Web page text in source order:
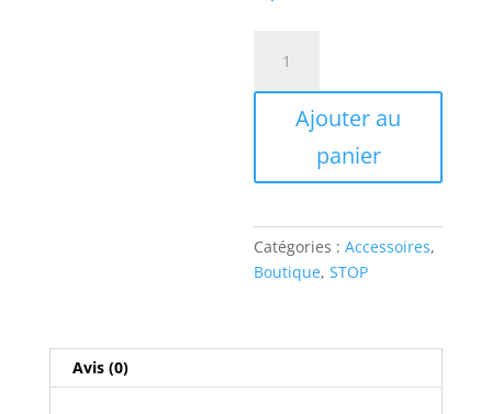
ECO
Ajouter au
panier
Catégories :Accessoires,
Boutique,STOP
Avis (0)